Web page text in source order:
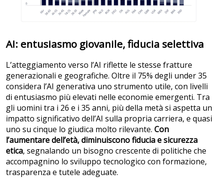
AI: entusiasmo giovanile, fiducia selettiva
L’atteggiamento verso l’AI riflette le stesse fratture
generazionali e geografiche. Oltre il 75% degli under 35
considera l’AI generativa uno strumento utile, con livelli
di entusiasmo più elevati nelle economie emergenti. Tra
gli uomini tra i 26 e i 35 anni, più della metà si aspetta un
impatto significativo dell’AI sulla propria carriera, e quasi
uno su cinque lo giudica molto rilevante. Con
l’aumentare dell’età, diminuiscono fiducia e sicurezza
etica, segnalando un bisogno crescente di politiche che
accompagnino lo sviluppo tecnologico con formazione,
trasparenza e tutele adeguate.